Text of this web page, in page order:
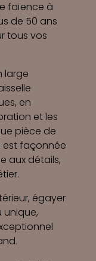
faïence à
de 50 ans
tous vos
large
en
et les
pièce de
est façonnée
aux détails,
égayer